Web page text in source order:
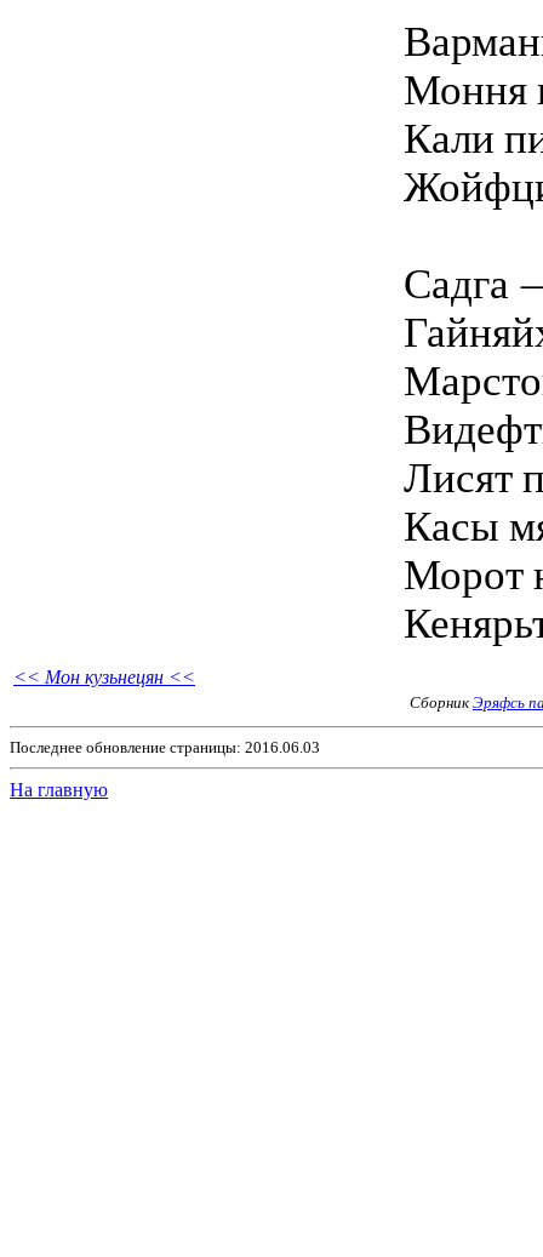
Моння
Кали
Садга
Лисят
Касы
Морот
<< Мон кузьнецян <<
Сборник Эряфсь
Последнее обновление страницы: 2016.06.03
На главную